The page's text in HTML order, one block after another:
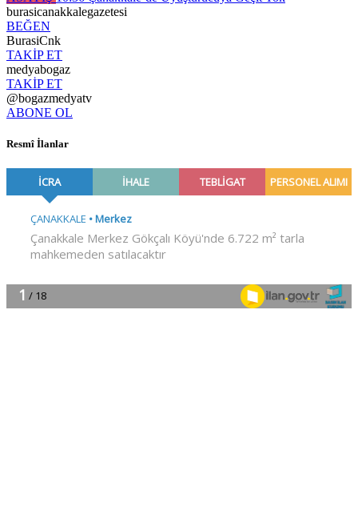
burasicanakkalegazetesi
BEĞEN
BurasiCnk
TAKİP ET
medyabogaz
TAKİP ET
@bogazmedyatv
ABONE OL
Resmî İlanlar